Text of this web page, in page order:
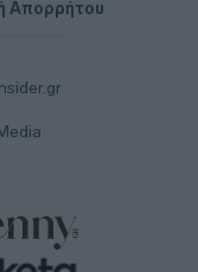
Απορρήτου